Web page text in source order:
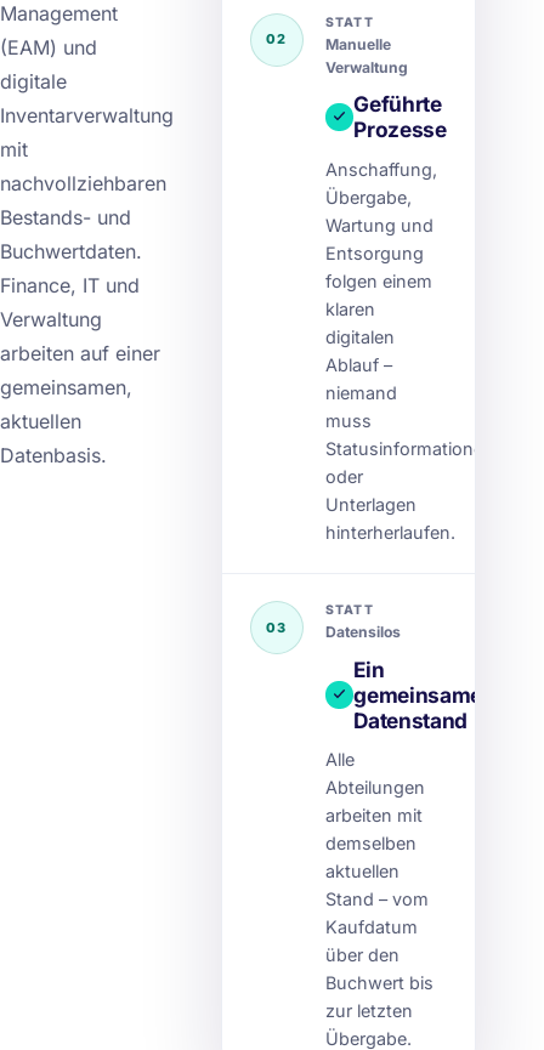
Management
(EAM) und
digitale
Inventarverwaltung
mit
nachvollziehbaren
Bestands- und
Buchwertdaten.
Finance, IT und
Verwaltung
arbeiten auf einer
gemeinsamen,
aktuellen
Datenbasis.
02
STATT
Manuelle
Verwaltung
Geführte
Prozesse
Anschaffung,
Übergabe,
Wartung und
Entsorgung
folgen einem
klaren
digitalen
Ablauf –
niemand
muss
Statusinformationen
oder
Unterlagen
hinterherlaufen.
03
STATT
Datensilos
Ein
gemeinsamer
Datenstand
Alle
Abteilungen
arbeiten mit
demselben
aktuellen
Stand – vom
Kaufdatum
über den
Buchwert bis
zur letzten
Übergabe.